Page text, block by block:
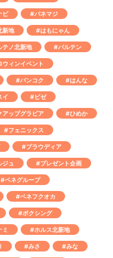
ビ #パネマジ
新地 #はもにゃん
テノ北新地 #バルテン
ウィンイベント
#バンコク #はんな
イ #ビゼ
アップグラビア #ひめか
#フェニックス
#プラウディア
ジュ #プレゼント企画
#ベネグループ
#ベネフクオカ
#ボクシング
#ホルス北新地
#みさ #みな